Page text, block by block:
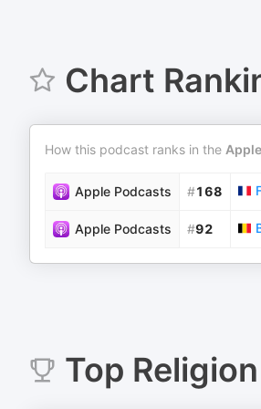
Chart
How this podcast ranks in the
Apple Podcasts #168
Apple Podcasts #92
Top Religion